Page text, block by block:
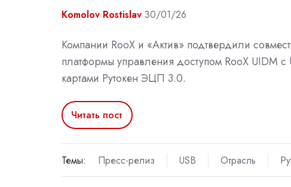
Komolov Rostislav 30/01/26
Компании RooX и «Актив» подтвердили
платформы управления доступом RooX UIDM с
картами Рутокен ЭЦП 3.0.
Читать пост
Темы: Пресс-релиз USB Отрасль